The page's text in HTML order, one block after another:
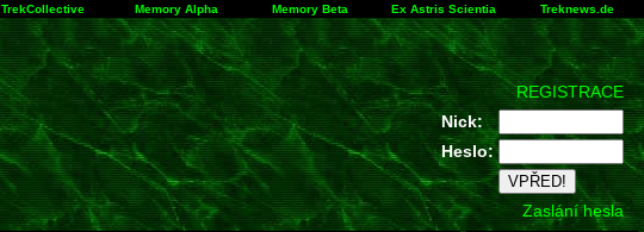
TrekCollective Memory Alpha Memory Beta Ex Astris Scientia Treknews.de
REGISTRACE
Nick:
Heslo:
Zaslání hesla